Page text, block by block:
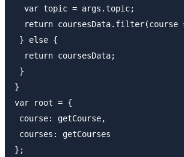
  var topic = args.topic;
return coursesData.filter(course
} else {
  return coursesData;
}
}
var root = {
course: getCourse,
courses: getCourses
};